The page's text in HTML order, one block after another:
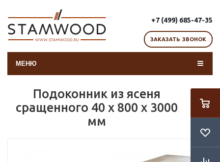
+7 (499) 685-47-35
ЗАКАЗАТЬ ЗВОНОК
МЕНЮ
Подоконник из ясеня
сращенного 40 х 800 х 3000
мм